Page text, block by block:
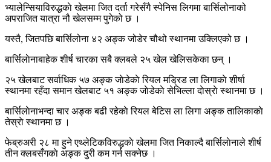
भ्यालेन्सियाविरुद्धकाे खेलमा जित दर्ता गरेसँगै स्पेनिस लिगमा बार्सिलोनाको
अपराजित यात्रा नौ खेलसम्म पुगेको छ ।
यस्तै, जितपछि बार्सिलोना ४२ अङ्क जोडेर चौथो स्थानमा उक्लिएको छ ।
बार्सिलाेनाबाहेक शीर्ष चारका सबै क्लबले २५ खेल खेलिसकेका छन् ।
२५ खेलबाट सर्वाधिक ५७ अङ्क जाेडेकाे रियल मड्रिड ला लिगाकाे शीर्षा
स्थानमा रहँदा समान खेलबाट ५१ अङ्क जाेडेकाे सेभिल्ला दाेस्राे स्थानमा छ ।
बार्सिलाेनाभन्दा चार अङ्क बढी रहेकाे रियल बेटिस ला लिगा अङ्क तालिकाकाे
तेस्राे स्थानमा छ ।
फेब्रुअरी २८ मा हुने एथ्लेटिकविरुद्धकाे खेलमा जित निकाल्दै बार्सिलाेनाले शीर्ष
तीन क्लबसँगकाे अङ्क दुरी कम गर्न सक्नेछ ।